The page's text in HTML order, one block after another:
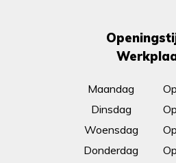
Maandag
Dinsdag
Woensdag
Donderdag